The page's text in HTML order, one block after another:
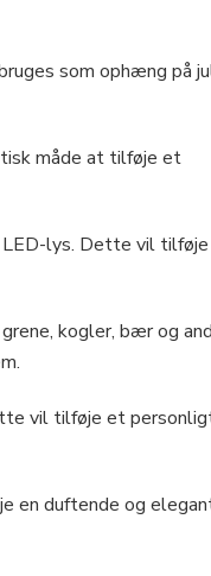
som ophæng på
måde at tilføje et
lys. Dette vil tilføje
kogler, bær og
vil tilføje et
en duftende og